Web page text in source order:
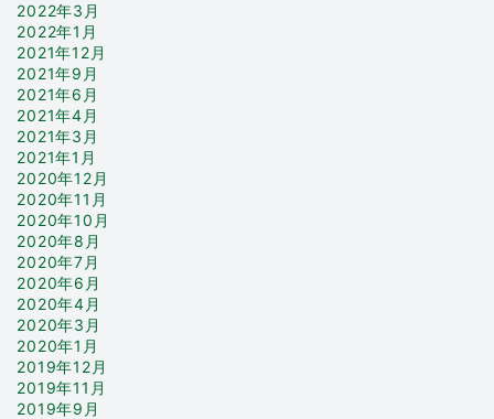
2022年3月
2022年1月
2021年12月
2021年9月
2021年6月
2021年4月
2021年3月
2021年1月
2020年12月
2020年11月
2020年10月
2020年8月
2020年7月
2020年6月
2020年4月
2020年3月
2020年1月
2019年12月
2019年11月
2019年9月